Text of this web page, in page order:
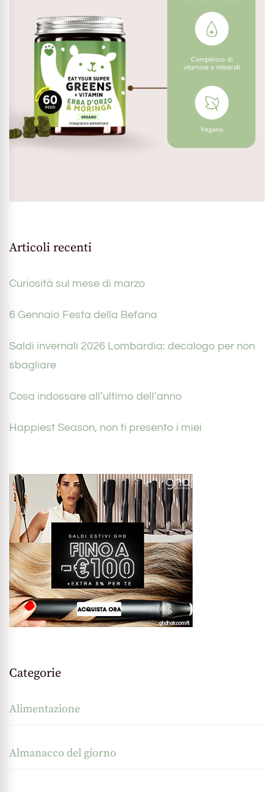
Articoli recenti
Curiosità sul mese di marzo
6 Gennaio Festa della Befana
Saldi invernali 2026 Lombardia: decalogo per non
sbagliare
Cosa indossare all’ultimo dell’anno
Happiest Season, non ti presento i miei
Categorie
Alimentazione
Almanacco del giorno